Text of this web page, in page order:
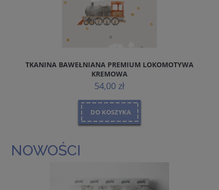
TKANINA BAWEŁNIANA PREMIUM LOKOMOTYWA
KREMOWA
54,00 zł
DO KOSZYKA
NOWOŚCI